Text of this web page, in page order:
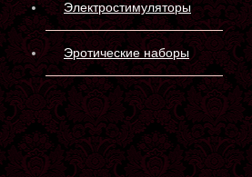
Электростимуляторы
Эротические наборы